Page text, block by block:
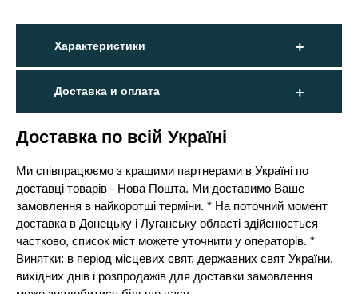
Характеристики
Доставка и оплата
Доставка по всій Україні
Ми співпрацюємо з кращими партнерами в Україні по
доставці товарів - Нова Пошта. Ми доставимо Ваше
замовлення в найкоротші терміни. * На поточний момент
доставка в Донецьку і Луганську області здійснюється
частково, список міст можете уточнити у операторів. *
Винятки: в період місцевих свят, державних свят України,
вихідних днів і розпродажів для доставки замовлення